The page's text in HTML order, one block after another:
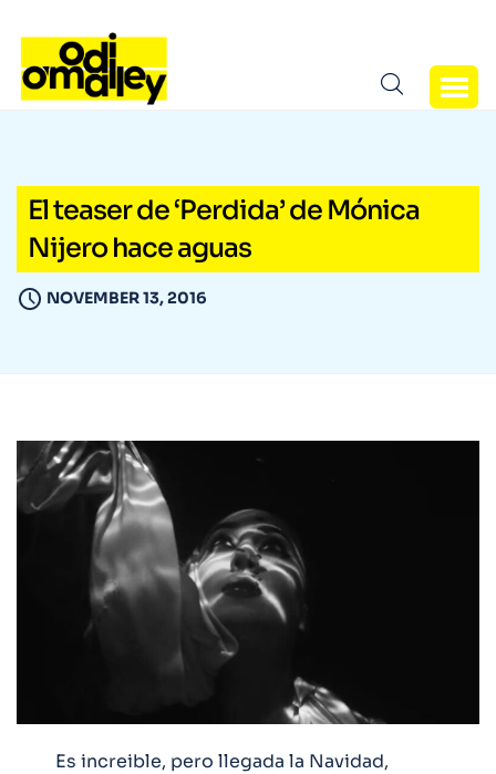
El teaser de ‘Perdida’ de Mónica
Nijero hace aguas
NOVEMBER 13, 2016
Es increible, pero llegada la Navidad,